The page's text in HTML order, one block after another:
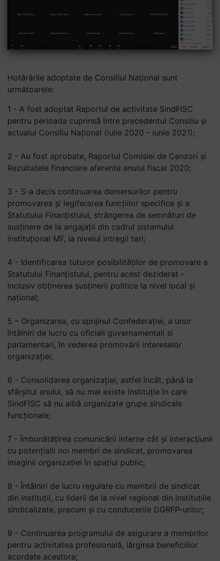
Hotărârile adoptate de Consiliul Național sunt
următoarele:
1 - A fost adoptat Raportul de activitate SindFISC
pentru perioada cuprinsă între precedentul Consiliu și
actualul Consiliu Național (iulie 2020 - iunie 2021);
2 - Au fost aprobate, Raportul Comisiei de Cenzori și
Rezultatele financiare aferente anului fiscal 2020;
3 - S-a decis continuarea demersurilor pentru
promovarea și legiferarea funcțiilor specifice și a
Statutului Finanțistului, strângerea de semnături de
susținere de la angajații din cadrul sistemului
instituțional MF, la nivelul intregii tari;
4 - Identificarea tuturor posibilităților de promovare a
Statutului Finanțistului, pentru acest deziderat -
inclusiv obținerea susținerii politice la nivel local și
național;
5 – Organizarea, cu sprijinul Confederației, a unor
întâlniri de lucru cu oficiali guvernamentali si
parlamentari, în vederea promovării intereselor
organizației;
6 - Consolidarea organizației, astfel încât, până la
sfârșitul anului, să nu mai existe instituție în care
SindFISC să nu aibă organizate grupe sindicale
funcționale;
7 - Îmbunătățirea comunicării interne cât și interacțiunii
cu potențialii noi membri de sindicat, promovarea
imaginii organizației în spațiul public;
8 - Întâlniri de lucru regulate cu membrii de sindicat
din instituții, cu liderii de la nivel regional din instituțiile
sindicalizate, precum și cu conducerile DGRFP-urilor;
9 - Continuarea programului de asigurare a membrilor
pentru activitatea profesională, lărgirea beneficiilor
acordate acestora;